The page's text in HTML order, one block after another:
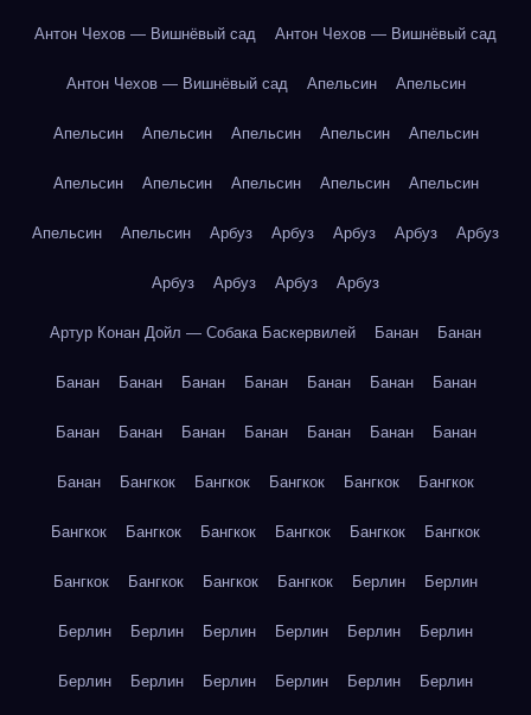
Антон Чехов — Вишнёвый сад Антон Чехов — Вишнёвый сад
Антон Чехов — Вишнёвый сад Апельсин Апельсин
Апельсин Апельсин Апельсин Апельсин Апельсин
Апельсин Апельсин Апельсин Апельсин Апельсин
Апельсин Апельсин Арбуз Арбуз Арбуз Арбуз Арбуз
Арбуз Арбуз Арбуз Арбуз
Артур Конан Дойл — Собака Баскервилей Банан Банан
Банан Банан Банан Банан Банан Банан Банан
Банан Банан Банан Банан Банан Банан Банан
Банан Бангкок Бангкок Бангкок Бангкок Бангкок
Бангкок Бангкок Бангкок Бангкок Бангкок Бангкок
Бангкок Бангкок Бангкок Бангкок Берлин Берлин
Берлин Берлин Берлин Берлин Берлин Берлин
Берлин Берлин Берлин Берлин Берлин Берлин